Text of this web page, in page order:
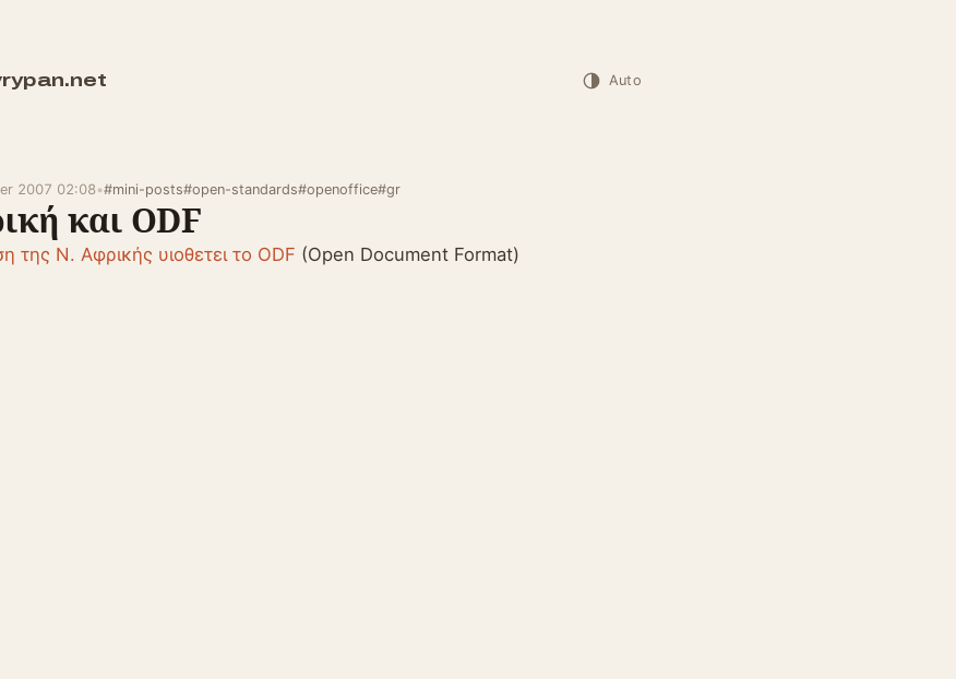
Auto
2007 02:08•#mini-posts#open-standards#openoffice#gr
και ODF
της Ν. Αφρικής υιοθετει το ODF (Open Document Format)